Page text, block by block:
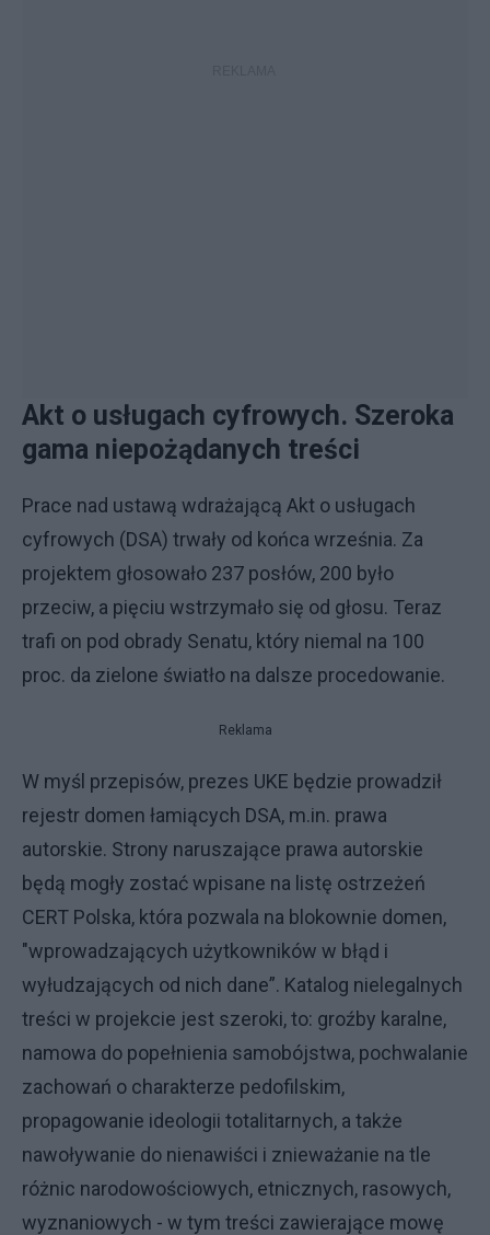
Akt o usługach cyfrowych. Szeroka
gama niepożądanych treści
Prace nad ustawą wdrażającą Akt o usługach
cyfrowych (DSA) trwały od końca września. Za
projektem głosowało 237 posłów, 200 było
przeciw, a pięciu wstrzymało się od głosu. Teraz
trafi on pod obrady Senatu, który niemal na 100
proc. da zielone światło na dalsze procedowanie.
Reklama
W myśl przepisów, prezes UKE będzie prowadził
rejestr domen łamiących DSA, m.in. prawa
autorskie. Strony naruszające prawa autorskie
będą mogły zostać wpisane na listę ostrzeżeń
CERT Polska, która pozwala na blokownie domen,
"wprowadzających użytkowników w błąd i
wyłudzających od nich dane”. Katalog nielegalnych
treści w projekcie jest szeroki, to: groźby karalne,
namowa do popełnienia samobójstwa, pochwalanie
zachowań o charakterze pedofilskim,
propagowanie ideologii totalitarnych, a także
nawoływanie do nienawiści i znieważanie na tle
różnic narodowościowych, etnicznych, rasowych,
wyznaniowych - w tym treści zawierające mowę